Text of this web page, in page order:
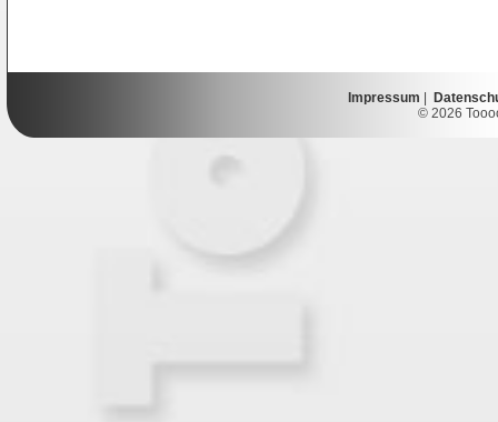
Impressum
© 2026